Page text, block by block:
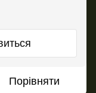
Порівняти